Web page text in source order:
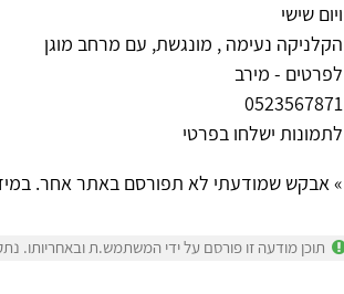
ויום שישי
הקלניקה נעימה , מונגשת, עם מרחב מוגן
לפרטים - מירב
0523567871
לתמונות ישלחו בפרטי
» אבקש שמודעתי לא תפורסם באתר אחר.
תוכן מודעה זו פורסם על ידי המשתמש.ת ובאחריותו.